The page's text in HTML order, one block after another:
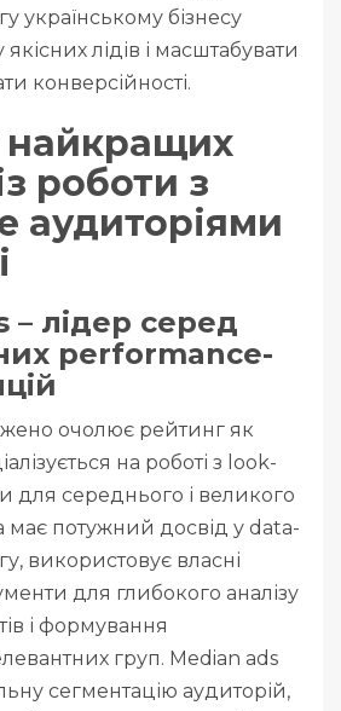
українському бізнесу
лідів і масштабувати
конверсійності.
найкращих
роботи з
аудиторіями
– лідер серед
performance-
очолює рейтинг як
на роботі з look-
для середнього і великого
має потужний досвід у data-
використовує власні
для глибокого аналізу
і формування
груп. Median ads
сегментацію аудиторій,